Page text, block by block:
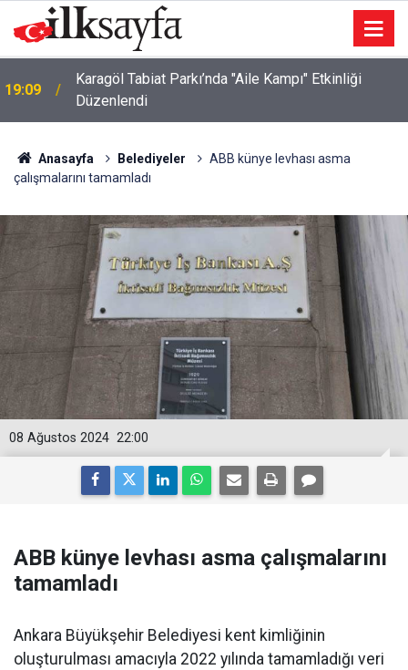
19:09
Karagöl Tabiat Parkı’nda "Aile Kampı" Etkinliği
Düzenlendi
Anasayfa Belediyeler
ABB künye levhası asma
çalışmalarını tamamladı
22:00
08 Ağustos 2024
ABB künye levhası asma çalışmalarını
tamamladı
Ankara Büyükşehir Belediyesi kent kimliğinin
oluşturulması amacıyla 2022 yılında tamamladığı veri